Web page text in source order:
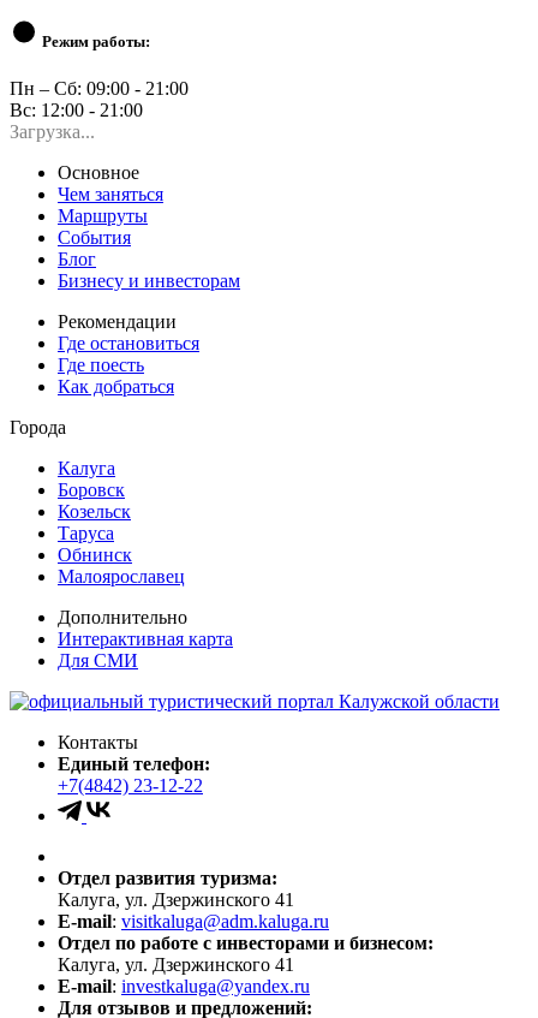
Режим работы:
Пн – Сб: 09:00 - 21:00
Вс: 12:00 - 21:00
Загрузка...
Основное
Чем заняться
Маршруты
События
Блог
Бизнесу и инвесторам
Рекомендации
Где остановиться
Где поесть
Как добраться
Города
Калуга
Боровск
Козельск
Таруса
Обнинск
Малоярославец
Дополнительно
Интерактивная карта
Для СМИ
Контакты
Единый телефон:
+7(4842) 23-12-22
Отдел развития туризма:
Калуга, ул. Дзержинского 41
E-mail: visitkaluga@adm.kaluga.ru
Отдел по работе с инвесторами и бизнесом:
Калуга, ул. Дзержинского 41
E-mail: investkaluga@yandex.ru
Для отзывов и предложений: